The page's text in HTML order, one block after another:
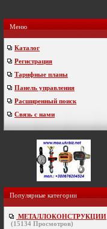
Меню
Каталог
Регистрация
Тарифные планы
Панель управления
Расширенный поиск
Связь с нами
Популярные категории
МЕТАЛЛОКОНСТРУКЦИИ
(15134 Просмотров)